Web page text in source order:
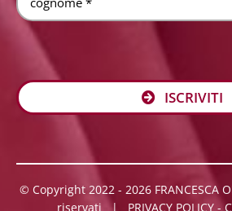
ISCRIVITI
© Copyright 2022 - 2026
riservati | PRIVACY POLICY-